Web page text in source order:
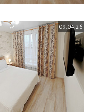
09.04.26